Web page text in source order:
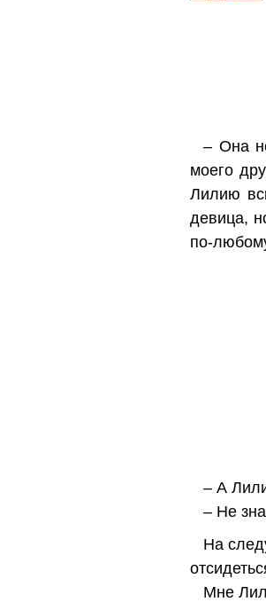
– Она
моего
Лилию
девица,
по-
– А
– Не
На
Мне